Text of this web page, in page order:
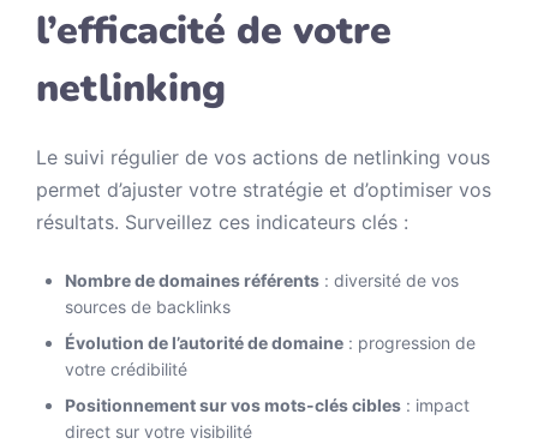
l’efficacité de votre
netlinking
Le suivi régulier de vos actions de netlinking vous
permet d’ajuster votre stratégie et d’optimiser vos
résultats. Surveillez ces indicateurs clés :
Nombre de domaines référents : diversité de vos
sources de backlinks
Évolution de l’autorité de domaine : progression de
votre crédibilité
Positionnement sur vos mots-clés cibles : impact
direct sur votre visibilité